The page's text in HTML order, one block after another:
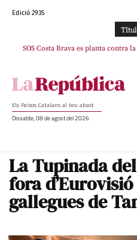
Edició 2935
SOS Costa Brava es planta contra
Els Països Catalans al teu abast
Dissabte, 08 de agost del 2026
La Tupinada
fora
gallegues de